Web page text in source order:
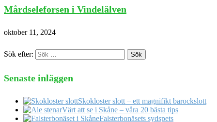
Mårdseleforsen i Vindelälven
oktober 11, 2024
Sök efter:
Senaste inläggen
Skokloster slott – ett magnifikt barockslott
Värt att se i Skåne – våra 20 bästa tips
Falsterbonäsets sydspets